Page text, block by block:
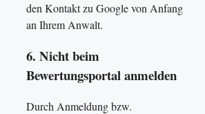
den Kontakt zu Google von Anfang
an Ihrem Anwalt.
6. Nicht beim
Bewertungsportal anmelden
Durch Anmeldung bzw.